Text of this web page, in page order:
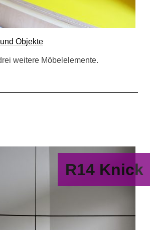
Objekte
weitere Möbelelemente.
R14 Knick